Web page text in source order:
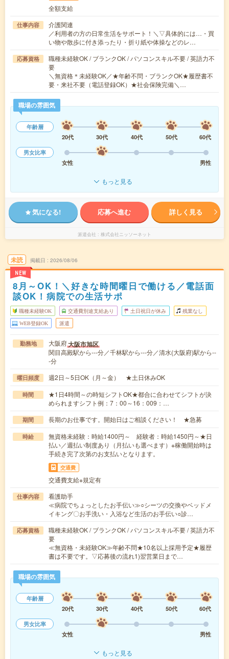
全額支給
仕事内容
介護関連
／利用者の方の日常生活をサポート！＼▽具体的には…・買
い物や散歩に付き添ったり・折り紙や体操などのレ…
応募資格
職種未経験OK / ブランクOK / パソコンスキル不要 / 英語力不
要
＼無資格＊未経験OK／★年齢不問・ブランクOK★履歴書不
要・来社不要（電話登録OK）★社会保険完備＼…
職場の雰囲気
年齢層
20代
30代 40代 50代
60代
男女比率
女性
男性
もっと見る
気になる! 応募へ進む 詳しく見る
派遣会社 株式会社ニッソーネット
未読
NEW
掲載日 2026/08/06
8月～OK！＼好きな時間曜日で働ける／電話面
談OK！病院での生活サポ
職種未経験OK 交通費別途支給あり 土日祝日が休み 残業なし
WEB登録OK 派遣
勤務地 大阪府大阪市旭区
関目高殿駅から---分／千林駅から---分／清水(大阪府)駅から--
-分
曜日頻度 週2日～5日OK（月～金） ★土日休みOK
時間
★1日4時間～の時短シフトOK★都合に合わせてシフトが決
められますシフト例：7：00～16：009：…
期間 長期のお仕事です。開始日はご相談ください！ ★急募
時給
無資格未経験：時給1400円～ 経験者：時給1450円～★日
払い／週払い制度あり（月払いも選べます）※稼働開始時は
手続き完了次第のお支払いとなります。
交通費
交通費支給※規定有
仕事内容
看護助手
≪病院でちょっとしたお手伝い≫○シーツの交換やベッドメ
イキング〇お手洗い・入浴など生活のお手伝い○診…
応募資格
職種未経験OK / ブランクOK / パソコンスキル不要 / 英語力不
要
≪無資格・未経験OK≫年齢不問★10名以上採用予定★履歴
書は不要です。▽応募後の流れ1)翌営業日まで…
職場の雰囲気
年齢層
20代
30代 40代 50代
60代
男女比率
女性
男性
もっと見る